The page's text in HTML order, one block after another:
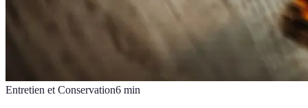
Entretien et Conservation6 min